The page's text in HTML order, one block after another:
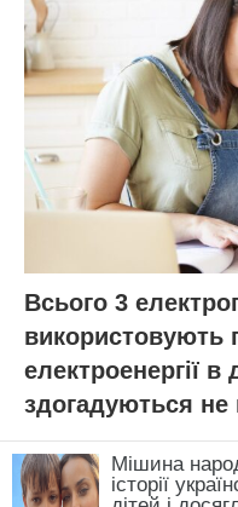
Всього 3
використовують
електроенергії
здогадуються не
Мішина
історії